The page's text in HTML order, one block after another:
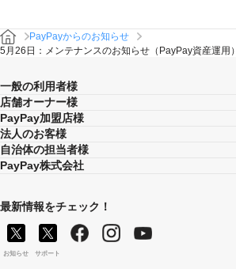
PayPayからのお知らせ
5月26日：メンテナンスのお知らせ（PayPay資産運用）
一般の利用者様
店舗オーナー様
PayPay加盟店様
法人のお客様
自治体の担当者様
PayPay株式会社
最新情報をチェック！
お知らせ サポート